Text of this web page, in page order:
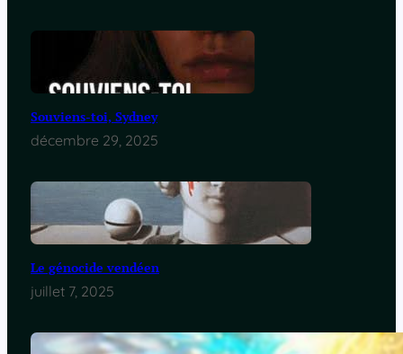
Souviens-toi, Sydney
décembre 29, 2025
Le génocide vendéen
juillet 7, 2025